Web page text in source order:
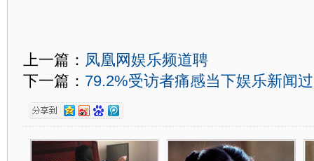
上一篇： 凤凰网娱乐频道聘
下一篇： 79.2%受访者痛感当下娱乐新闻